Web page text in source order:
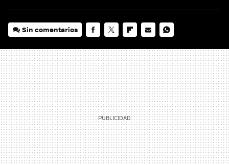
Sin comentarios
MAIL